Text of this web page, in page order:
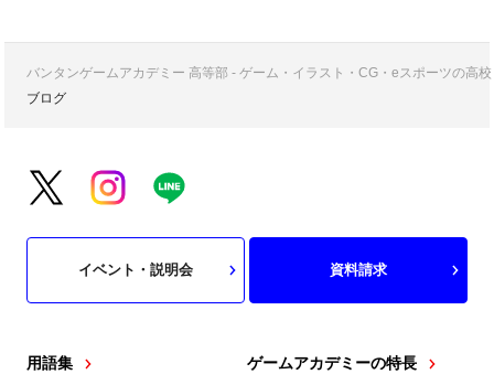
バンタンゲームアカデミー 高等部 - ゲーム・イラスト・CG・eスポーツの高
ブログ
用語集
ゲームアカデミーの特長
イベント・説明会 資料請求